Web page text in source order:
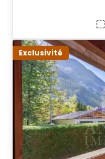
Exclusivité